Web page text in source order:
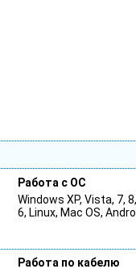
Работа с ОС
Windows XP, Vista, 7,
6, Linux, Mac OS,
Работа по кабелю